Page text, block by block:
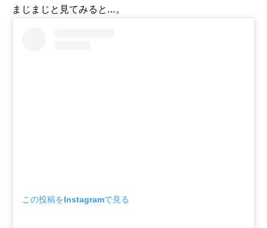
まじまじと見てみると…。
この投稿をInstagramで見る